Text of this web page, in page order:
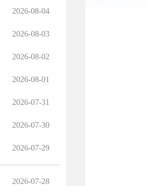
2026-08-04
2026-08-03
2026-08-02
2026-08-01
2026-07-31
2026-07-30
2026-07-29
2026-07-28